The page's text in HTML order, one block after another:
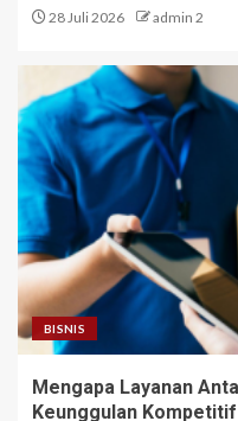
28 Juli 2026 admin 2
BISNIS
Mengapa Layanan
Keunggulan